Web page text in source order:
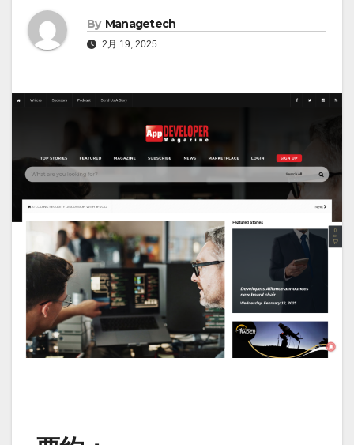
By Managetech
2月 19, 2025